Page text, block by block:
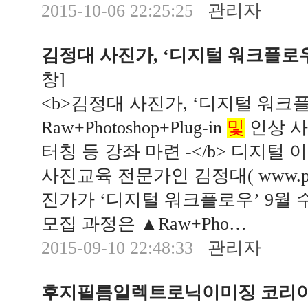
2015-10-06 22:25:25
관리자
김정대 사진가, ‘디지털 워크플로
창]
<b>김정대 사진가, ‘디지털 워크
Raw+Photoshop+Plug-in 및 인상
터칭 등 강좌 마련 -</b> 디지털
사진교육 전문가인 김정대(
진가가 ‘디지털 워크플로우’ 9월
모집 과정은 ▲Raw+Pho…
2015-09-10 22:48:33
관리자
후지필름일렉트로닉이미징 코리